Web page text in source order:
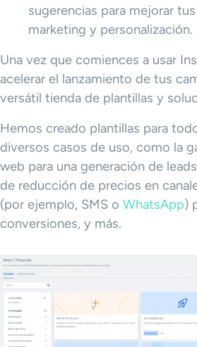
sugerencias para mejorar
marketing y personalización.
Una vez que comiences a usar
acelerar el lanzamiento de tus
versátil tienda de plantillas y
Hemos creado plantillas para
diversos casos de uso, como la
web para una generación de
de reducción de precios en
(por ejemplo, SMS o WhatsApp)
conversiones, y más.